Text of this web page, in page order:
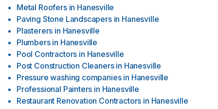
Metal Roofers in Hanesville
Paving Stone Landscapers in Hanesville
Plasterers in Hanesville
Plumbers in Hanesville
Pool Contractors in Hanesville
Post Construction Cleaners in Hanesville
Pressure washing companies in Hanesville
Professional Painters in Hanesville
Restaurant Renovation Contractors in Hanesville